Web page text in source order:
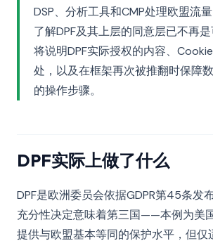
DSP、分析工具和CMP处理欧盟流
了解DPF及其上层的同意层已不再
将说明DPF实际授权的内容、
处，以及在框架再次被推翻时保障
的操作步骤。
DPF实际上做了什么
DPF是欧洲委员会依据GDPR第45条发
充分性决定意味着第三国——本例为美
提供与欧盟基本等同的保护水平，但仅